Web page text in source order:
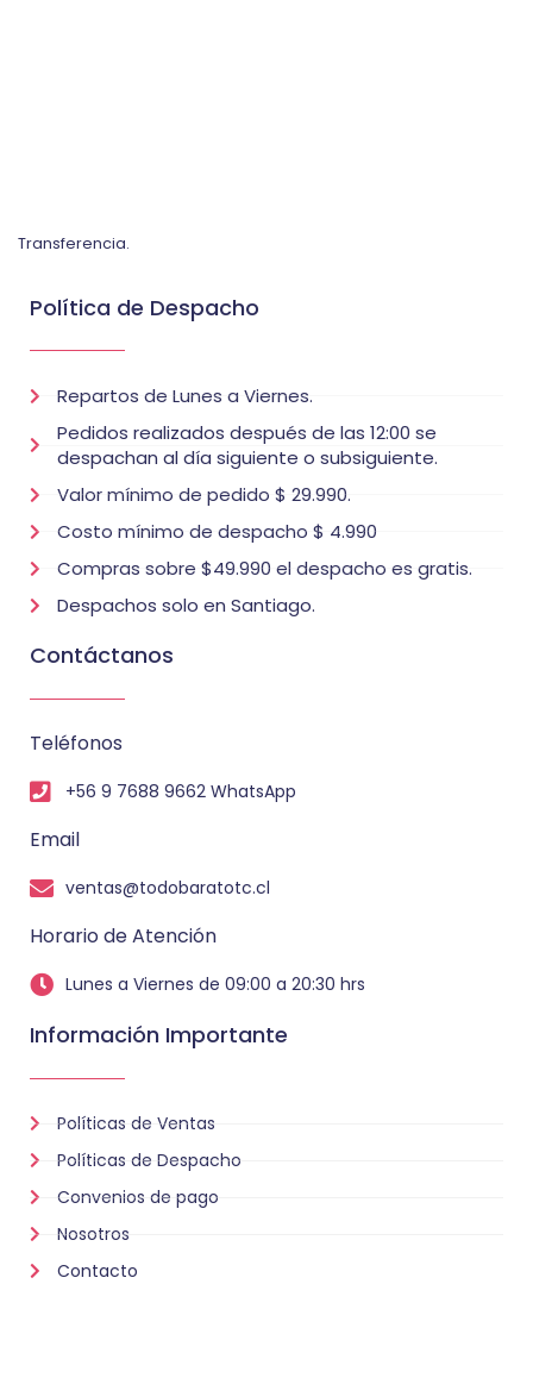
Transferencia.
Política de Despacho
Repartos de Lunes a Viernes.
Pedidos realizados después de las 12:00 se
despachan al día siguiente o subsiguiente.
Valor mínimo de pedido $ 29.990.
Costo mínimo de despacho $ 4.990
Compras sobre $49.990 el despacho es gratis.
Despachos solo en Santiago.
Contáctanos
Teléfonos
+56 9 7688 9662 WhatsApp
Email
ventas@todobaratotc.cl
Horario de Atención
Lunes a Viernes de 09:00 a 20:30 hrs
Información Importante
Políticas de Ventas
Políticas de Despacho
Convenios de pago
Nosotros
Contacto